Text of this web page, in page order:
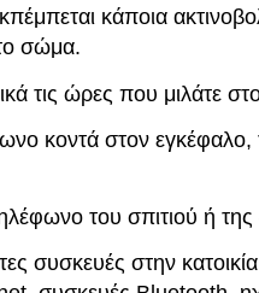
κάποια
σώμα.
τις ώρες που μιλάτε
κοντά στον εγκέφαλο,
του σπιτιού ή
συσκευές στην